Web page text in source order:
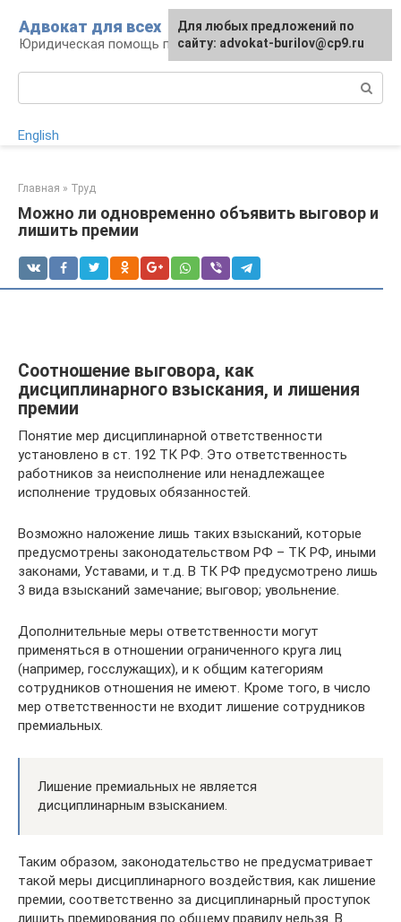
контенту
Адвокат для всех
Юридическая помощь по любому вопросу
English
Главная » Труд
Можно ли одновременно объявить выговор и
лишить премии
Соотношение выговора, как
дисциплинарного взыскания, и лишения
премии
Понятие мер дисциплинарной ответственности
установлено в ст. 192 ТК РФ. Это ответственность
работников за неисполнение или ненадлежащее
исполнение трудовых обязанностей.
Возможно наложение лишь таких взысканий, которые
предусмотрены законодательством РФ – ТК РФ, иными
законами, Уставами, и т.д. В ТК РФ предусмотрено лишь
3 вида взысканий замечание; выговор; увольнение.
Дополнительные меры ответственности могут
применяться в отношении ограниченного круга лиц
(например, госслужащих), и к общим категориям
сотрудников отношения не имеют. Кроме того, в число
мер ответственности не входит лишение сотрудников
премиальных.
Лишение премиальных не является
дисциплинарным взысканием.
Таким образом, законодательство не предусматривает
такой меры дисциплинарного воздействия, как лишение
премии, соответственно за дисциплинарный проступок
лишить премирования по общему правилу нельзя. В
Для любых предложений по
сайту: advokat-burilov@cp9.ru